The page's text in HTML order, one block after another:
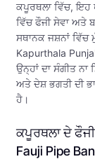
ਕਪੂਰਥਲਾ ਵਿੱਚ, ਇਹ
ਵਿੱਚ ਫੌਜੀ ਸੇਵਾ ਅਤੇ
ਸਥਾਨਕ ਜਸ਼ਨਾਂ ਵਿੱਚ
Kapurthala
ਉਨ੍ਹਾਂ ਦਾ ਸੰਗੀਤ
ਅਤੇ ਦੇਸ਼ ਭਗਤੀ ਦੀ
ਹੈ।
ਕਪੂਰਥਲਾ ਦੇ
Fauji Pipe